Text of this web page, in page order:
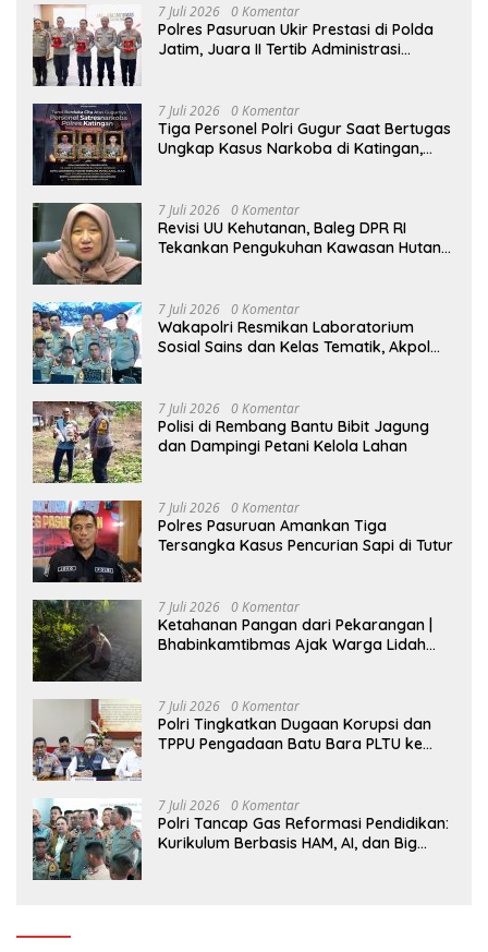
7 Juli 2026 0 Komentar
Polres Pasuruan Ukir Prestasi di Polda
Jatim, Juara II Tertib Administrasi
7 Juli 2026 0 Komentar
Tiga Personel Polri Gugur Saat Bertugas
Ungkap Kasus Narkoba di Katingan,
7 Juli 2026 0 Komentar
Revisi UU Kehutanan, Baleg DPR RI
Tekankan Pengukuhan Kawasan Hutan
7 Juli 2026 0 Komentar
Wakapolri Resmikan Laboratorium
Sosial Sains dan Kelas Tematik, Akpol
7 Juli 2026 0 Komentar
Polisi di Rembang Bantu Bibit Jagung
dan Dampingi Petani Kelola Lahan
7 Juli 2026 0 Komentar
Polres Pasuruan Amankan Tiga
Tersangka Kasus Pencurian Sapi di Tutur
7 Juli 2026 0 Komentar
Ketahanan Pangan dari Pekarangan |
Bhabinkamtibmas Ajak Warga Lidah
7 Juli 2026 0 Komentar
Polri Tingkatkan Dugaan Korupsi dan
TPPU Pengadaan Batu Bara PLTU ke
7 Juli 2026 0 Komentar
Polri Tancap Gas Reformasi Pendidikan:
Kurikulum Berbasis HAM, AI, dan Big